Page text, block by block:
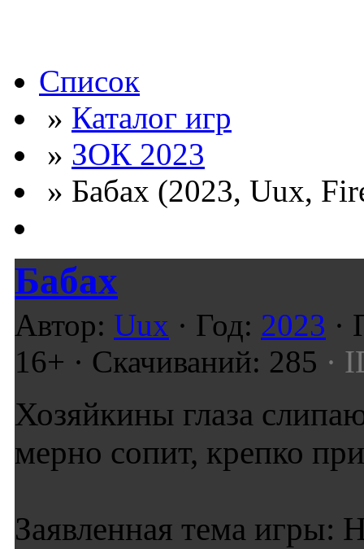
Список
» Каталог игр
» ЗОК 2023
» Бабах (2023, Uux,
Бабах
Автор: Uux · Год: 2023 ·
16+ · Скачиваний: 285 ·
Хозяйкины глаза
мерно сопит, крепко
Заявленная тема игры: